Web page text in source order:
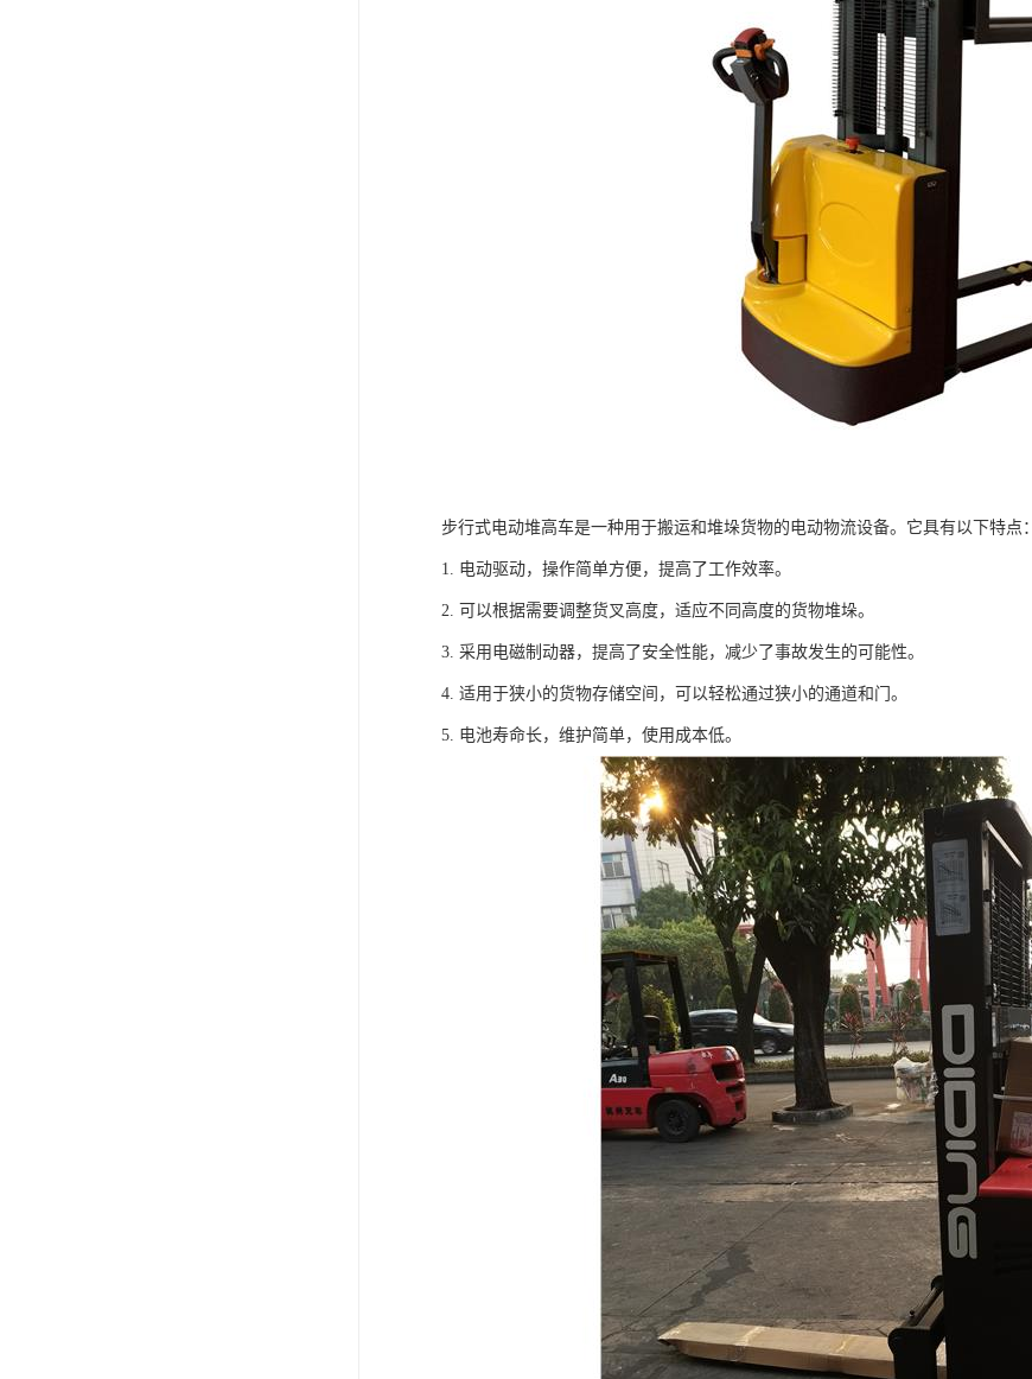
步行式电动堆高车是一种用于搬运和堆垛货物的电动物流设备。它具有以下特点：
1. 电动驱动，操作简单方便，提高了工作效率。
2. 可以根据需要调整货叉高度，适应不同高度的货物堆垛。
3. 采用电磁制动器，提高了安全性能，减少了事故发生的可能性。
4. 适用于狭小的货物存储空间，可以轻松通过狭小的通道和门。
5. 电池寿命长，维护简单，使用成本低。